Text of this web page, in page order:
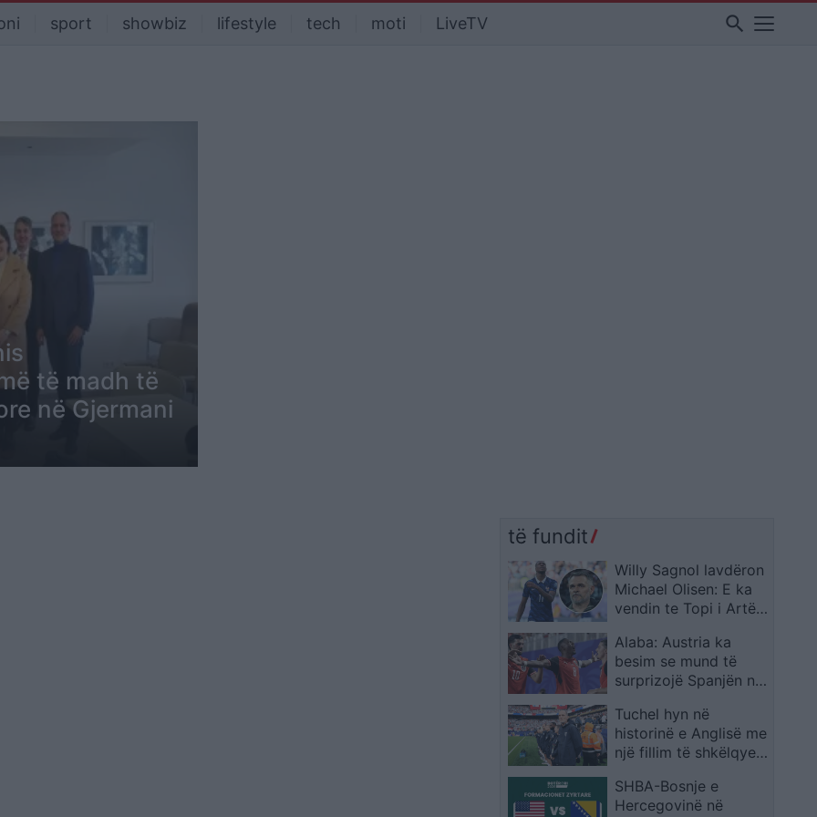
sport showbiz lifestyle tech moti LiveTV search
të madh të
në Gjermani
të fundit
Willy Sagnol lavdëron
Michael Olisen: E ka
vendin te Topi i Artë,
Ronaldon
Alaba: Austria ka
besim se mund të
surprizojë Spanjën në
Tuchel hyn në
historinë e Anglisë me
një fillim të shkëlqyer
SHBA-Bosnje e
Hercegovinë në